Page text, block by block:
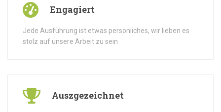
Engagiert
Jede Ausführung ist etwas persönliches, wir lieben es
stolz auf unsere Arbeit zu sein
Auszgezeichnet